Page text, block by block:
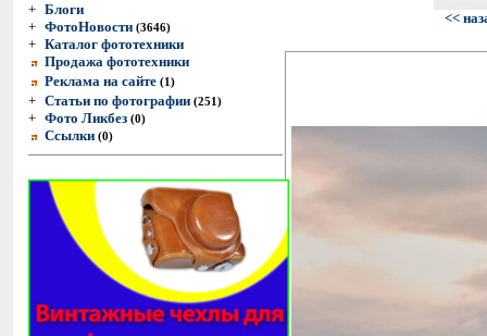
+ Блоги
+ ФотоНовости (3646)
+ Каталог фототехники
Продажа фототехники
Реклама на сайте (1)
+ Статьи по фотографии (251)
+ Фото Ликбез (0)
Ссылки (0)
<<